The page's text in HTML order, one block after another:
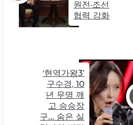
원전·조선
협력 강화
‘현역가왕3’
구수경, 10
년 무명 깨
고 승승장
구… 숨은 실